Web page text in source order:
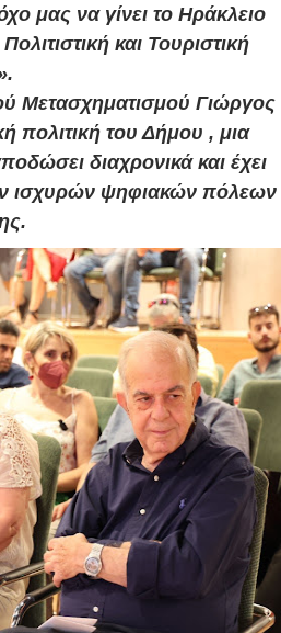
μας να γίνει το Ηράκλειο
και Τουριστική
Μετασχηματισμού Γιώργος
πολιτική του Δήμου , μια
διαχρονικά και έχει
ισχυρών ψηφιακών πόλεων